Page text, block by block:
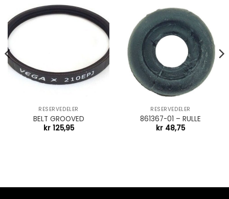
RESERVEDELER
BELT GROOVED
kr125,95
RESERVEDELER
861367-01 – RULLE
kr 48,75